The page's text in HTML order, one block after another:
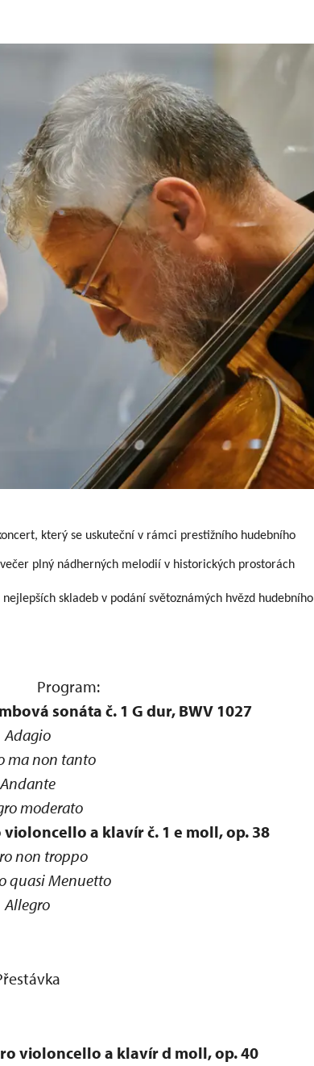
který se uskuteční v rámci prestižního hudebního
plný nádherných melodií v historických prostorách
skladeb v podání světoznámých hvězd hudebního
sonáta č. 1 G dur, BWV 1027
Adagio
ma non tanto
Andante
moderato
a klavír č. 1 e moll, op. 38
non troppo
quasi Menuetto
Allegro
violoncello a klavír d moll, op. 40